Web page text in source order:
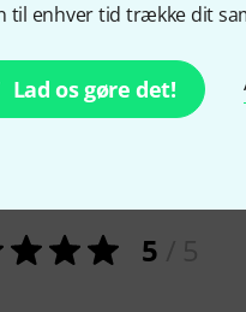
til enhver tid trække dit
Lad os gøre det!
1
5